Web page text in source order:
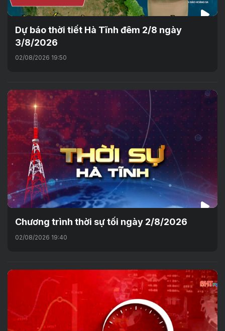
Dự báo thời tiết Hà Tĩnh đêm 2/8 ngày
3/8/2026
02/08/2026 19:50
Chương trình thời sự tối ngày 2/8/2026
02/08/2026 19:40